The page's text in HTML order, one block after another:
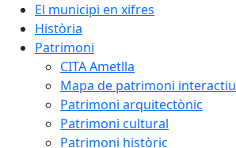
El municipi en xifres
Història
Patrimoni
CITA Ametlla
Mapa de patrimoni interactiu
Patrimoni arquitectònic
Patrimoni cultural
Patrimoni històric